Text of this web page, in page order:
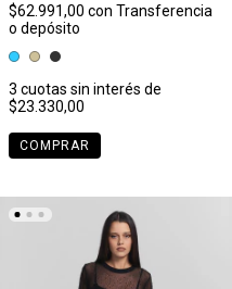
$62.991,00 con Transferencia
o depósito
3 cuotas sin interés de
$23.330,00
COMPRAR